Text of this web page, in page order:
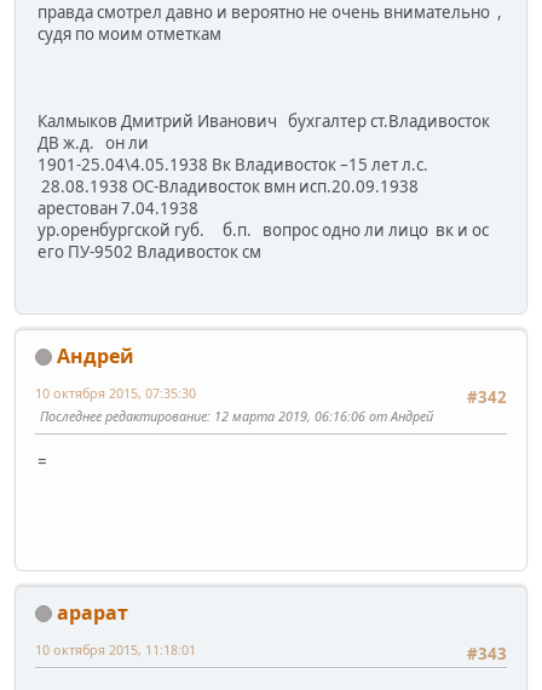
правда смотрел давно и вероятно не очень внимательно ,
судя по моим отметкам
Калмыков Дмитрий Иванович бухгалтер ст.Владивосток
ДВ ж.д. он ли
1901-25.04\4.05.1938 Вк Владивосток –15 лет л.с.
28.08.1938 ОС-Владивосток вмн исп.20.09.1938
арестован 7.04.1938
ур.оренбургской губ. б.п. вопрос одно ли лицо вк и ос
его ПУ-9502 Владивосток см
Андрей
#342
10 октября 2015, 07:35:30
Последнее редактирование: 12 марта 2019, 06:16:06 от Андрей
=
арарат
#343
10 октября 2015, 11:18:01